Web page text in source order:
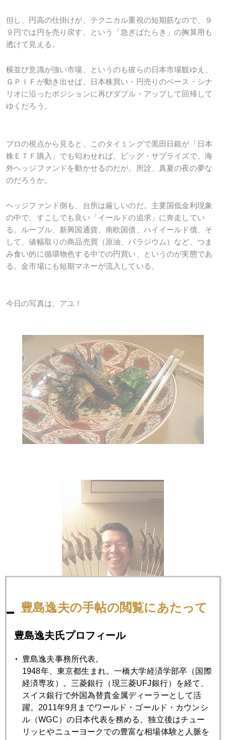
但し、円高の仕掛けが、テクニカル重視の短期筋なので、９
９円では円を売り戻す、という「急ぎばたらき」の胸算用も
透けて見える。
横並び意識が強い市場、というのも彼らの日本市場観ゆえ、
ＧＰＩＦが動き出せば、日本株買い・円売りのベース・シナ
リオに沿ったポジションに再びダブル・アップして回帰して
ゆくだろう。
プロの視点から見ると、このタイミングで黒田日銀が「日本
株ＥＴＦ購入」でも匂わせれば、ビッグ・サプライズで、海
外ヘッジファンドを動かせるのだが。所詮、真夏の夜の夢な
のだろうか。
ヘッジファンド側も、台所は厳しいのだ。主要国低金利現象
の中で、すこしでも良い「イールドの追求」に奔走してい
る。ルーブル、新興国通貨、南欧国債、ハイイールド債、そ
して、値幅取りの商品売買（原油、パラジウム）など、つま
み食い的に循環物色する中での円買い、というのが実態であ
る。金市場にも短期マネーが流入している。
今日の写真は、アユ！
週末、大阪でセミナー講演があったので、常連読者の皆さん
にはお馴染みの(笑)京都祇園の「らく山」に、旬のアユを食べ
に行きました。
ここの大将が「釣り名人」なので、みずから、その日に釣っ
豊島逸夫の手帖の閲覧にあたって
豊島逸夫氏プロフィール
豊島逸夫事務所代表。
1948年、東京都生まれ。一橋大学経済学部卒（国際
経済専攻）。三菱銀行（現三菱UFJ銀行）を経て、
スイス銀行で外国為替貴金属ディーラーとして活
躍。2011年9月までワールド・ゴールド・カウンシ
ル（WGC）の日本代表を務める。独立後はチュー
リッヒやニューヨークでの豊富な相場体験と人脈を